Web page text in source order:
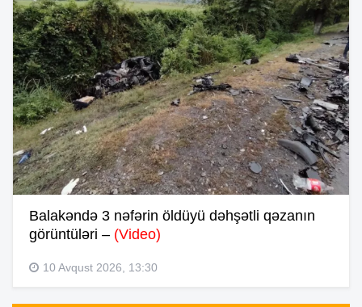
Balakəndə 3 nəfərin öldüyü dəhşətli qəzanın
görüntüləri – (Video)
10 Avqust 2026, 13:30